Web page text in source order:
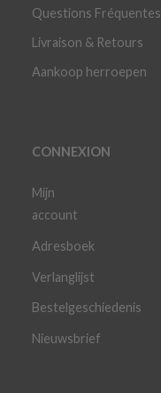
Questions Fréquentes
Livraison & Retours
Aankoop herroepen
CONNEXION
Mijn
account
Adresboek
Verlanglijst
Bestelgeschiedenis
Nieuwsbrief